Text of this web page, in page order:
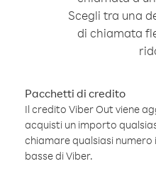
Scegli tra una
di chiamata
Pacchetti di credito
Il credito Viber Out viene
acquisti un importo
chiamare qualsiasi
basse di Viber.